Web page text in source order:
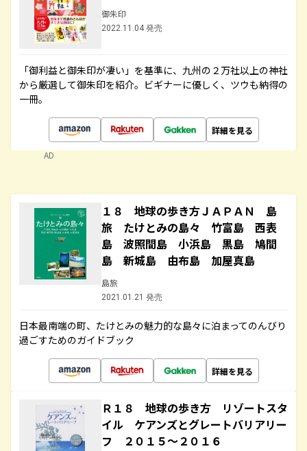
御朱印
2022.11.04 発売
「御利益と御朱印が凄い」を基準に、九州の２万社以上の神社
から厳選して御朱印を紹介。ビギナーに優しく、ツウも納得の
一冊。
詳細を見る
AD
１８ 地球の歩き方ＪＡＰＡＮ 島
旅 たけとみの島々 竹富島 西表
島 波照間島 小浜島 黒島 鳩間
島 新城島 由布島 加屋真島
島旅
2021.01.21 発売
日本最南端の町、たけとみの魅力的な島々に泊まってのんびり
過ごすためのガイドブック
詳細を見る
Ｒ１８ 地球の歩き方 リゾートスタ
イル ケアンズとグレートバリアリー
フ ２０１５～２０１６